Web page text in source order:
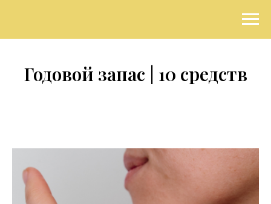
Годовой запас | 10 средств